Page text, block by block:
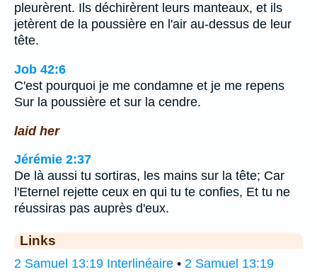
pleurèrent. Ils déchirèrent leurs manteaux, et ils
jetèrent de la poussière en l'air au-dessus de leur
tête.
Job 42:6
C'est pourquoi je me condamne et je me repens
Sur la poussière et sur la cendre.
laid her
Jérémie 2:37
De là aussi tu sortiras, les mains sur la tête; Car
l'Eternel rejette ceux en qui tu te confies, Et tu ne
réussiras pas auprès d'eux.
Links
2 Samuel 13:19 Interlinéaire • 2 Samuel 13:19